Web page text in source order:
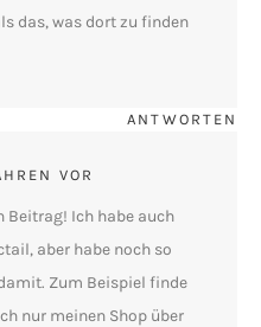
das, was dort zu finden
VOR
ANTWORTEN
Beitrag! Ich habe auch
aber habe noch so
Zum Beispiel finde
nur meinen Shop über